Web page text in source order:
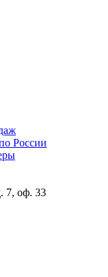
России
7, оф. 33